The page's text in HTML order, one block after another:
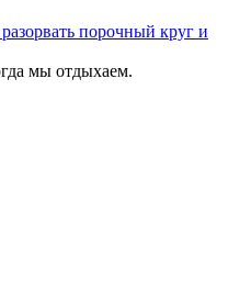
порочный круг и
мы отдыхаем.